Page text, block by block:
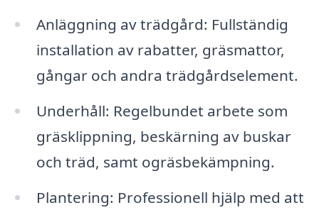
Anläggning av trädgård: Fullständig
installation av rabatter, gräsmattor,
gångar och andra trädgårdselement.
Underhåll: Regelbundet arbete som
gräsklippning, beskärning av buskar
och träd, samt ogräsbekämpning.
Plantering: Professionell hjälp med att